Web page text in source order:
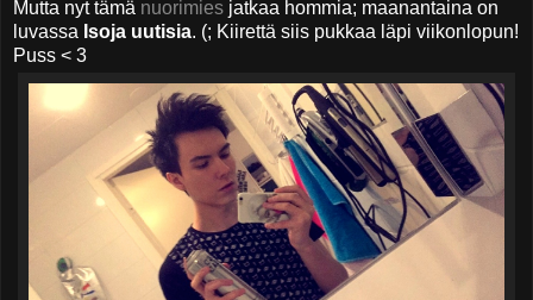
Mutta nyt tämä nuorimies jatkaa hommia; maanantaina on
luvassa Isoja uutisia. (; Kiirettä siis pukkaa läpi viikonlopun!
Puss < 3